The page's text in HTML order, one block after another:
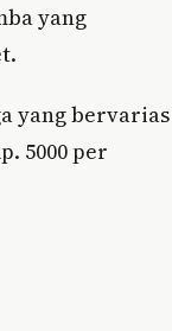
yang
yang bervarias
5000 per